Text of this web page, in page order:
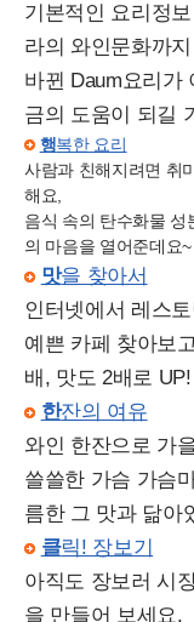
기본적인 요리정
라의 와인문화까
바뀐 Daum요리가
금의 도움이 되길
행복한 요리
사람과 친해지려면 취
해요,
음식 속의 탄수화물 성
의 마음을 열어준데요~
맛을 찾아서
인터넷에서 레스
예쁜 카페 찾아보
배, 맛도 2배로 UP!
한잔의 여유
와인 한잔으로 가
쓸쓸한 가슴 가슴
름한 그 맛과 닮아
클릭! 장보기
아직도 장보러 시
을 만들어 보세요.